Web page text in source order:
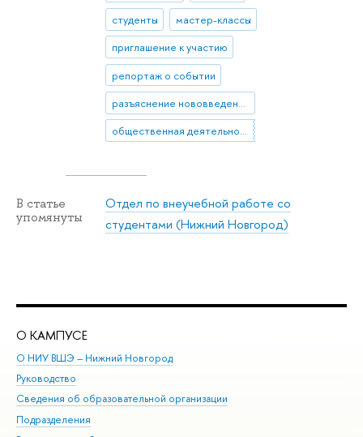
студенты
мастер-классы
приглашение к участию
репортаж о событии
разъяснение нововведения
общественная деятельность
В статье
упомянуты
Отдел по внеучебной работе со
студентами (Нижний Новгород)
О КАМПУСЕ
О НИУ ВШЭ – Нижний Новгород
Руководство
Сведения об образовательной организации
Подразделения